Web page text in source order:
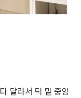
달라서 턱 밑 중앙